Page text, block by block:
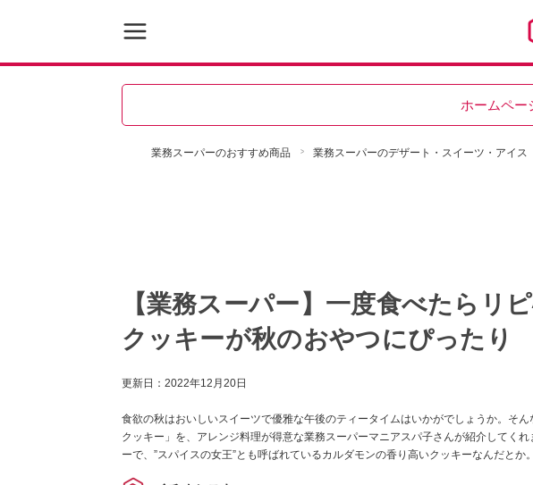
ホームペー
業務スーパーのおすすめ商品 業務スーパーのデザート・スイーツ・アイス
【業務スーパー】一度食べたらリ
クッキーが秋のおやつにぴったり
更新日： 2022年12月20日
食欲の秋はおいしいスイーツで優雅な午後のティータイムはいかがでしょうか。そ
クッキー」を、アレンジ料理が得意な業務スーパーマニアスパ子さんが紹介してく
ーで、”スパイスの女王”とも呼ばれているカルダモンの香り高いクッキーなんだとか。